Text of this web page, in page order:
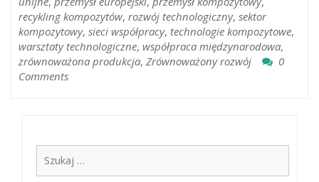
recykling kompozytów, rozwój technologiczny, sektor
kompozytowy, sieci współpracy, technologie kompozytowe,
warsztaty technologiczne, współpraca międzynarodowa,
zrównoważona produkcja, Zrównoważony rozwój
0
Comments